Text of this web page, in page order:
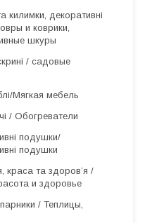
килимки, декоративні
и коврики,
шкуры
/ садовые
Мягкая мебель
/ Обогреватели
подушки/
подушки
краса та здоров’я /
и здоровье
/ Теплицы,